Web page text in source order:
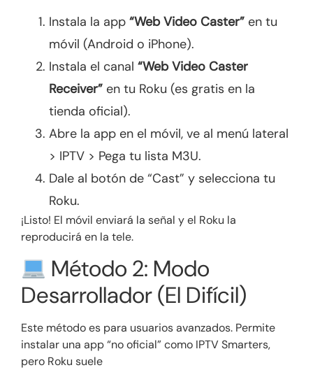
Instala la app “Web Video Caster” en tu
móvil (Android o iPhone).
Instala el canal “Web Video Caster
Receiver” en tu Roku (es gratis en la
tienda oficial).
Abre la app en el móvil, ve al menú lateral
> IPTV > Pega tu lista M3U.
Dale al botón de “Cast” y selecciona tu
Roku.
¡Listo! El móvil enviará la señal y el Roku la
reproducirá en la tele.
Método 2: Modo
Desarrollador (El Difícil)
Este método es para usuarios avanzados. Permite
instalar una app “no oficial” como IPTV Smarters,
pero Roku suele